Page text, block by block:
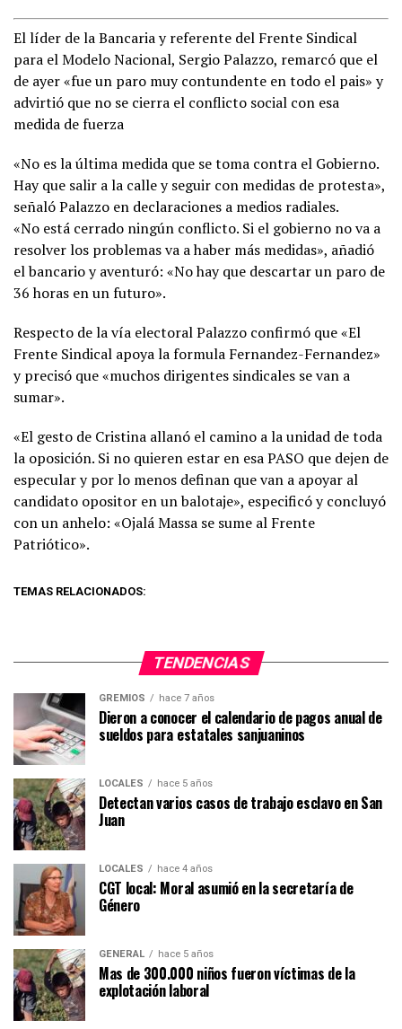
El líder de la Bancaria y referente del Frente Sindical
para el Modelo Nacional, Sergio Palazzo, remarcó que el
de ayer «fue un paro muy contundente en todo el pais» y
advirtió que no se cierra el conflicto social con esa
medida de fuerza
«No es la última medida que se toma contra el Gobierno.
Hay que salir a la calle y seguir con medidas de protesta»,
señaló Palazzo en declaraciones a medios radiales.
«No está cerrado ningún conflicto. Si el gobierno no va a
resolver los problemas va a haber más medidas», añadió
el bancario y aventuró: «No hay que descartar un paro de
36 horas en un futuro».
Respecto de la vía electoral Palazzo confirmó que «El
Frente Sindical apoya la formula Fernandez-Fernandez»
y precisó que «muchos dirigentes sindicales se van a
sumar».
«El gesto de Cristina allanó el camino a la unidad de toda
la oposición. Si no quieren estar en esa PASO que dejen de
especular y por lo menos definan que van a apoyar al
candidato opositor en un balotaje», especificó y concluyó
con un anhelo: «Ojalá Massa se sume al Frente
Patriótico».
TEMAS RELACIONADOS:
TENDENCIAS
GREMIOS hace 7 años
Dieron a conocer el calendario de pagos anual de
sueldos para estatales sanjuaninos
LOCALES hace 5 años
Detectan varios casos de trabajo esclavo en San
Juan
LOCALES hace 4 años
CGT local: Moral asumió en la secretaría de
Género
GENERAL hace 5 años
Mas de 300.000 niños fueron víctimas de la
explotación laboral